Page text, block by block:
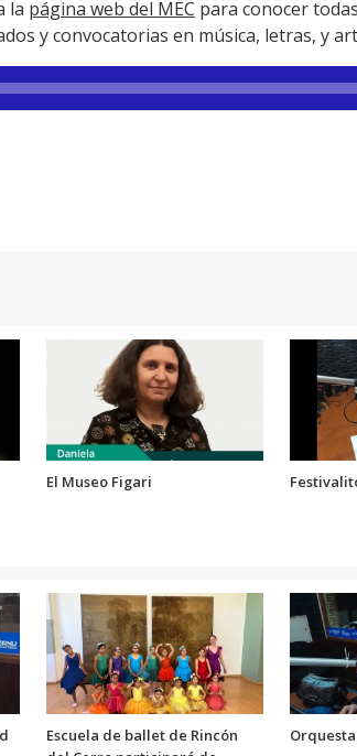
la página web del MEC para conocer
y convocatorias en música, letras, y
El Museo Figari
Escuela de ballet de Rincón